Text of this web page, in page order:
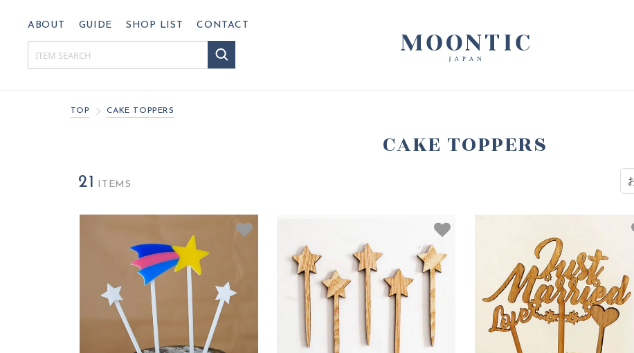
ABOUT GUIDE SHOP LIST CONTACT
TOP CAKE TOPPERS
CAKE TOPPERS
21 ITEMS